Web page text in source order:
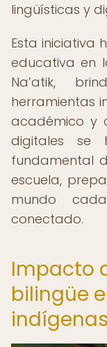
lingüísticas y
Esta iniciativa
educativa en
Na’atik,
herramientas
académico y
digitales se
fundamental
escuela,
mundo
conectado.
Impacto
bilingüe
indígenas